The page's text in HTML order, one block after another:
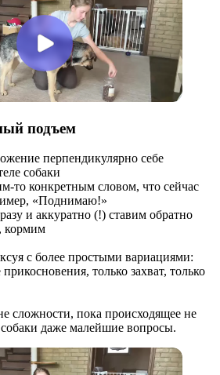
подъем
перпендикулярно себе
собаки
то конкретным словом, что сейчас
«Поднимаю!»
и аккуратно (!) ставим обратно
кормим
с более простыми вариациями:
только захват, только
сложности, пока происходящее не
даже малейшие вопросы.